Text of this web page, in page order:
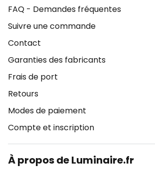
FAQ - Demandes fréquentes
Suivre une commande
Contact
Garanties des fabricants
Frais de port
Retours
Modes de paiement
Compte et inscription
À propos de Luminaire.fr